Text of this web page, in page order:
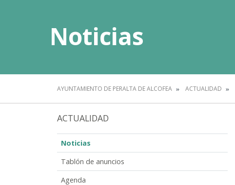
Noticias
AYUNTAMIENTO DE PERALTA DE ALCOFEA ACTUALIDAD
ACTUALIDAD
Noticias
Tablón de anuncios
Agenda